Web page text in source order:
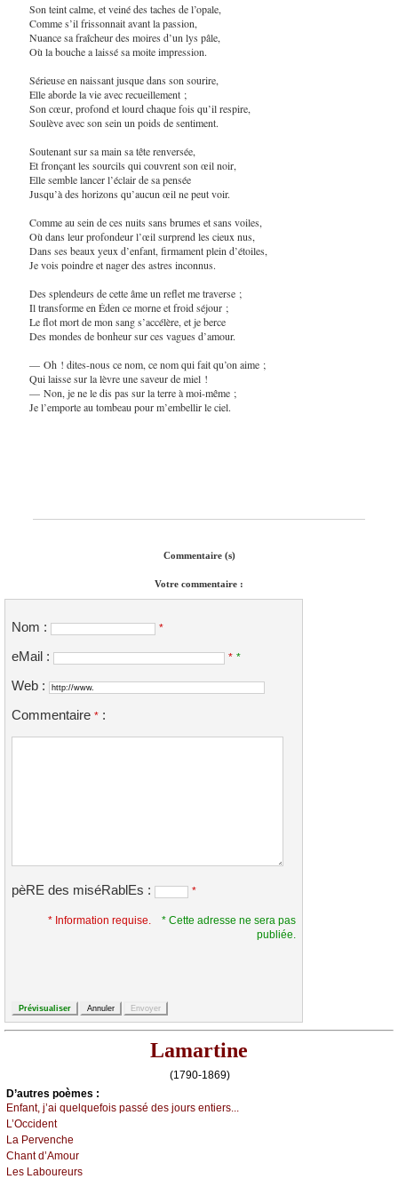
Son teint calme, et veiné des taches de l’opale,
Comme s’il frissonnait avant la passion,
Nuance sa fraîcheur des moires d’un lys pâle,
Où la bouche a laissé sa moite impression.
Sérieuse en naissant jusque dans son sourire,
Elle aborde la vie avec recueillement ;
Son cœur, profond et lourd chaque fois qu’il respire,
Soulève avec son sein un poids de sentiment.
Soutenant sur sa main sa tête renversée,
Et fronçant les sourcils qui couvrent son œil noir,
Elle semble lancer l’éclair de sa pensée
Jusqu’à des horizons qu’aucun œil ne peut voir.
Comme au sein de ces nuits sans brumes et sans voiles,
Où dans leur profondeur l’œil surprend les cieux nus,
Dans ses beaux yeux d’enfant, firmament plein d’étoiles,
Je vois poindre et nager des astres inconnus.
Des splendeurs de cette âme un reflet me traverse ;
Il transforme en Éden ce morne et froid séjour ;
Le flot mort de mon sang s’accélère, et je berce
Des mondes de bonheur sur ces vagues d’amour.
— Oh ! dites-nous ce nom, ce nom qui fait qu’on aime ;
Qui laisse sur la lèvre une saveur de miel !
— Non, je ne le dis pas sur la terre à moi-même ;
Je l’emporte au tombeau pour m’embellir le ciel.
Commentaire (s)
Votre commentaire :
Nom : *
eMail : * *
Web :
Commentaire * :
pèRE des miséRablEs : *
* Information requise.
* Cette adresse ne sera pas
publiée.
Lamartine
(1790-1869)
D’autrеs pоèmеs :
Εnfаnt, ј’аi quеlquеfоis pаssé dеs јоurs еntiеrs...
L’Οссidеnt
Lа Ρеrvеnсhе
Сhаnt d’Αmоur
Lеs Lаbоurеurs